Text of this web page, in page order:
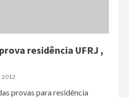
residência UFRJ ,
2012
provas para residência